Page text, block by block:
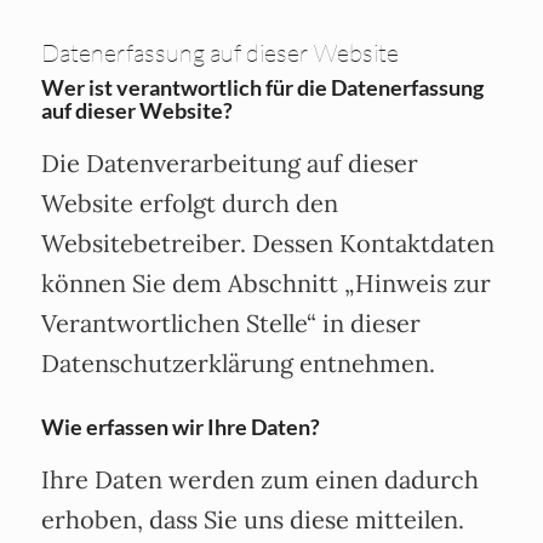
Datenerfassung auf dieser Website
Wer ist verantwortlich für die Datenerfassung
auf dieser Website?
Die Datenverarbeitung auf dieser
Website erfolgt durch den
Websitebetreiber. Dessen Kontaktdaten
können Sie dem Abschnitt „Hinweis zur
Verantwortlichen Stelle“ in dieser
Datenschutzerklärung entnehmen.
Wie erfassen wir Ihre Daten?
Ihre Daten werden zum einen dadurch
erhoben, dass Sie uns diese mitteilen.